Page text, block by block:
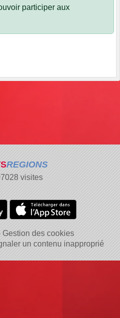
participer aux
REGIONS
visites
Gestion des cookies
un contenu inapproprié